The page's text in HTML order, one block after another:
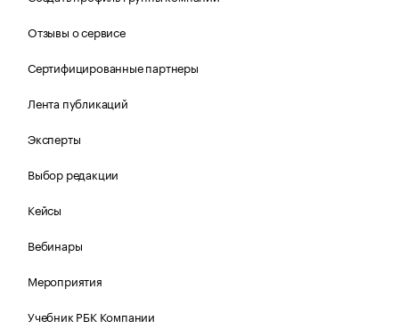
Отзывы о сервисе
Сертифицированные партнеры
Лента публикаций
Эксперты
Выбор редакции
Кейсы
Вебинары
Мероприятия
Учебник РБК Компании